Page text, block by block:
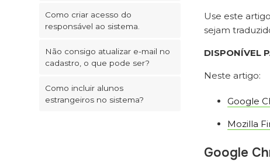
Como criar acesso do
responsável ao sistema.
Não consigo atualizar e-mail no
cadastro, o que pode ser?
Como incluir alunos
estrangeiros no sistema?
Use este
sejam
DISPONÍVEL
Neste artigo:
Google
Mozilla
Google